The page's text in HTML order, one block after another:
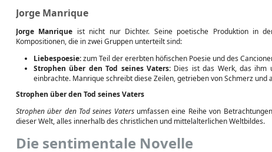
Jorge Manrique
Jorge Manrique ist nicht nur Dichter. Seine poetische Produktion in
Kompositionen, die in zwei Gruppen unterteilt sind:
Liebespoesie:zum Teil der ererbten höfischen Poesie und des
Strophen über den Tod seines Vaters:Dies ist das Werk, das ihm
einbrachte. Manrique schreibt diese Zeilen, getrieben von Schmerz und
Strophen über den Tod seines Vaters
Strophen über den Tod seines Vatersumfassen eine Reihe von
dieser Welt, alles innerhalb des christlichen und mittelalterlichen Weltbildes.
Die sentimentale Novelle